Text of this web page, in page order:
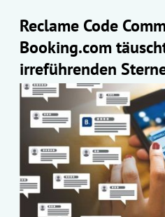
Reclame Code
Booking.com
irreführenden